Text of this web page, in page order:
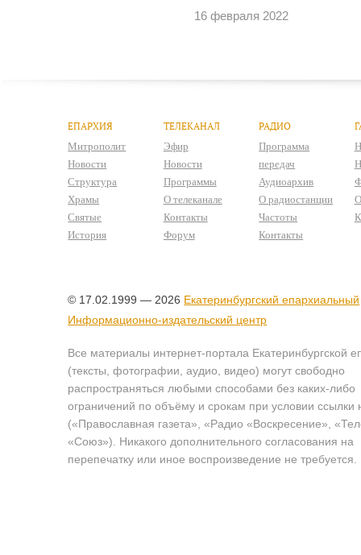
16 февраля 2022
ЕПАРХИЯ
Митрополит
Новости
Структура
Храмы
Святые
История
ТЕЛЕКАНАЛ
Эфир
Новости
Программы
О телеканале
Контакты
Форум
РАДИО
Программа
передач
Аудиоархив
О радиостанции
Частоты
Контакты
© 17.02.1999 — 2026 Екатеринбургский епархиальный
Информационно-издательский центр
Все материалы интернет-портала Екатеринбургской
(тексты, фотографии, аудио, видео) могут свободно
распространяться любыми способами без каких-либо
ограничений по объёму и срокам при условии ссылки
(«Православная газета», «Радио «Воскресение»,
«Союз»). Никакого дополнительного согласования на
перепечатку или иное воспроизведение не требуется.